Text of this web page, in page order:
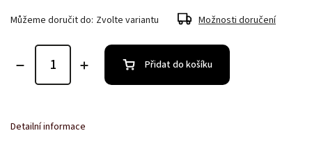
Můžeme doručit do: Zvolte variantu Možnosti doručení
Přidat do košíku
Detailní informace